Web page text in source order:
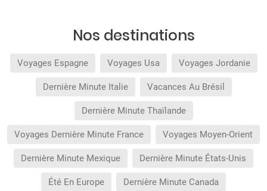
Nos destinations
Voyages Espagne Voyages Usa Voyages Jordanie
Dernière Minute Italie Vacances Au Brésil
Dernière Minute Thaïlande
Voyages Dernière Minute France Voyages Moyen-Orient
Dernière Minute Mexique Dernière Minute États-Unis
Été En Europe Dernière Minute Canada